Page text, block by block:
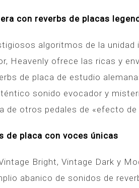
con reverbs de placas
algoritmos de la unidad
Heavenly ofrece las ricas y
de placa de estudio
sonido evocador y
de otros pedales de «efecto de
de placa con voces únicas
Bright, Vintage Dark y
abanico de sonidos de